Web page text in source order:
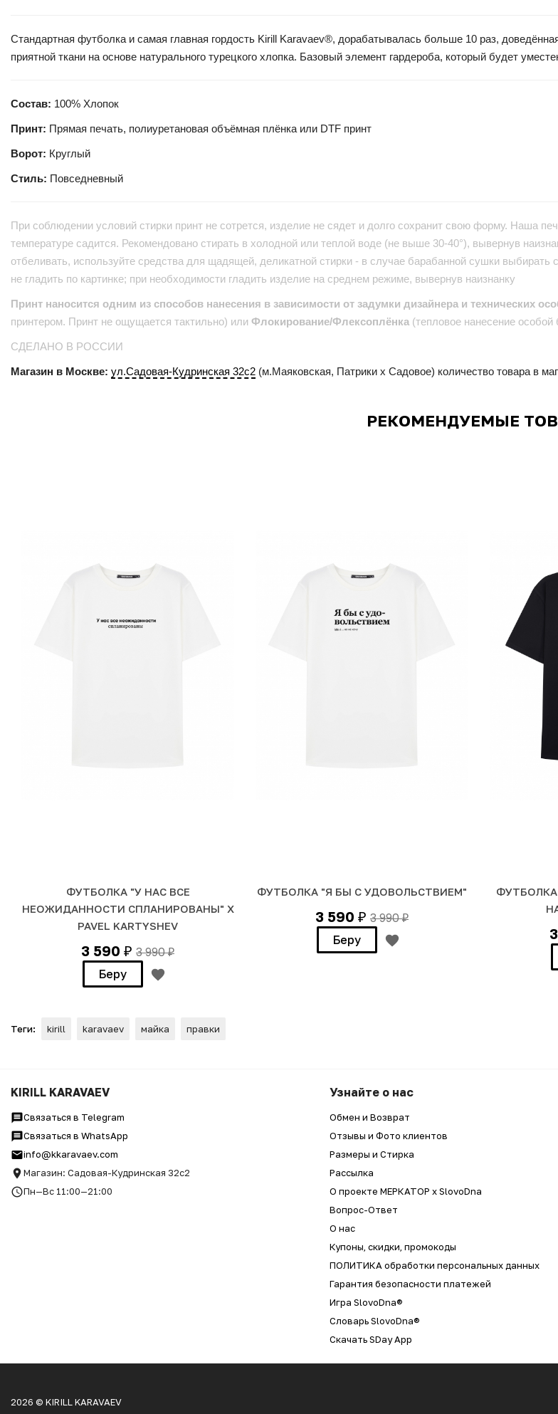
Стандартная футболка и самая главная гордость Kirill Karavaev®, дорабатывалась больше 10 раз,
приятной ткани на основе натурального турецкого хлопка. Базовый элемент гардероба, который будет
Состав: 100% Хлопок
Принт: Прямая печать, полиуретановая объёмная плёнка или DTF принт
Ворот: Круглый
Стиль: Повседневный
При соблюдении условий стирки принт не сотрется, изделие не сядет и долго сохранит свою форму. Наша
температуре садится. Рекомендовано стирать в холодной или теплой воде (не выше 30-40°), вывернув
отбеливать, используйте средства для щадящей, деликатной стирки - в случае барабанной сушки
не гладить по картинке; при необходимости гладить изделие на среднем режиме, вывернув наизнанку
Принт наносится одним из способов нанесения в зависимости от задумки дизайнера и технических
принтером. Принт не ощущается тактильно) или Флокирование/Флексоплёнка (тепловое нанесение особой
СДЕЛАНО В РОССИИ
Магазин в Москве: ул.Садовая-Кудринская 32с2 (м.Маяковская, Патрики x Садовое) количество товара в
РЕКОМЕНДУЕМЫЕ
ФУТБОЛКА "У НАС ВСЕ
НЕОЖИДАННОСТИ СПЛАНИРОВАНЫ" Х
PAVEL KARTYSHEV
3 590 ₽ 3 990₽
Беру
ФУТБОЛКА "Я БЫ С УДОВОЛЬСТВИЕМ"
3 590 ₽ 3 990₽
Беру
Теги: kirill karavaev майка правки
KIRILL KARAVAEV
Связаться в Telegram
Связаться в WhatsApp
info@kkaravaev.com
Магазин: Садовая-Кудринская 32с2
Пн—Вс 11:00—21:00
Узнайте о нас
Обмен и Возврат
Отзывы и Фото клиентов
Размеры и Стирка
Рассылка
О проекте МЕРКАТОР x SlovoDna
Вопрос-Ответ
О нас
Купоны, скидки, промокоды
ПОЛИТИКА обработки персональных данных
Гарантия безопасности платежей
Игра SlovoDna®
Словарь SlovoDna®
Скачать SDay App
2026 © KIRILL KARAVAEV